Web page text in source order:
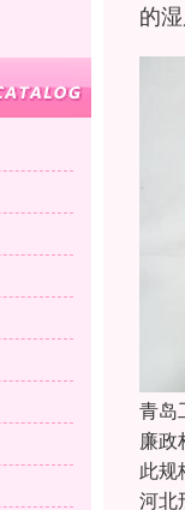
的
青岛
廉政
此规
河北